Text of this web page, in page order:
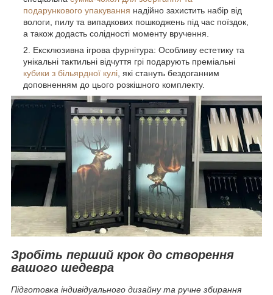
подарункового упакування надійно захистить набір від
вологи, пилу та випадкових пошкоджень під час поїздок,
а також додасть солідності моменту вручення.
Ексклюзивна ігрова фурнітура: Особливу естетику та
унікальні тактильні відчуття грі подарують преміальні
кубики з більярдної кулі, які стануть бездоганним
доповненням до цього розкішного комплекту.
Зробіть перший крок до створення
вашого шедевра
Підготовка індивідуального дизайну та ручне збирання